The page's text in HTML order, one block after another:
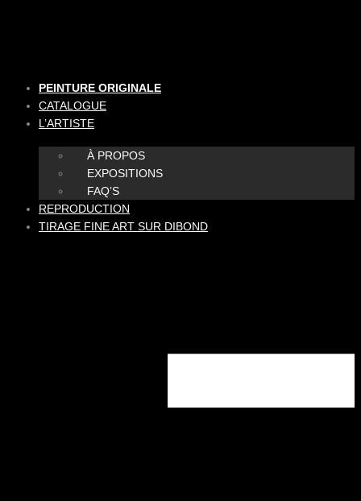
PEINTURE ORIGINALE
CATALOGUE
L’ARTISTE
À PROPOS
EXPOSITIONS
FAQ’S
REPRODUCTION
TIRAGE FINE ART SUR DIBOND